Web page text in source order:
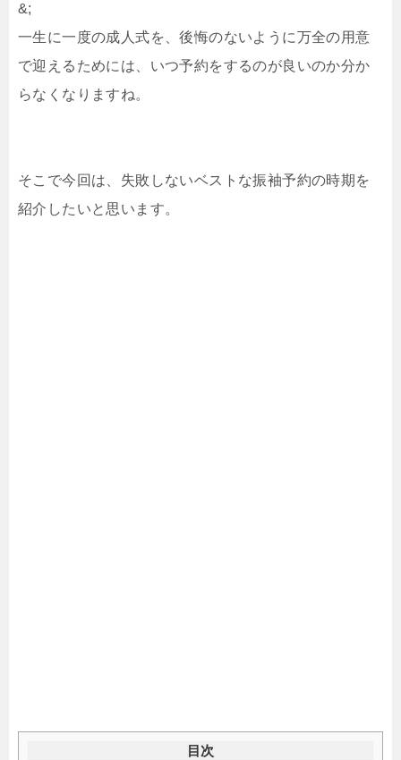
&;
一生に一度の成人式を、後悔のないように万全の用意
で迎えるためには、いつ予約をするのが良いのか分か
らなくなりますね。
そこで今回は、失敗しないベストな振袖予約の時期を
紹介したいと思います。
目次